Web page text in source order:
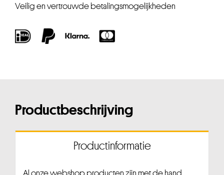
Veilig en vertrouwde betalingsmogelijkheden
Productbeschrijving
Productinformatie